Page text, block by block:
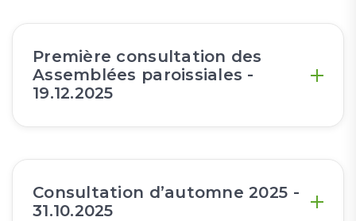
Première consultation des
Assemblées paroissiales -
19.12.2025
Consultation d’automne 2025 -
31.10.2025